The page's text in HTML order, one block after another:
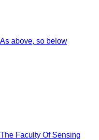
As above, so below
The Faculty Of Sensing